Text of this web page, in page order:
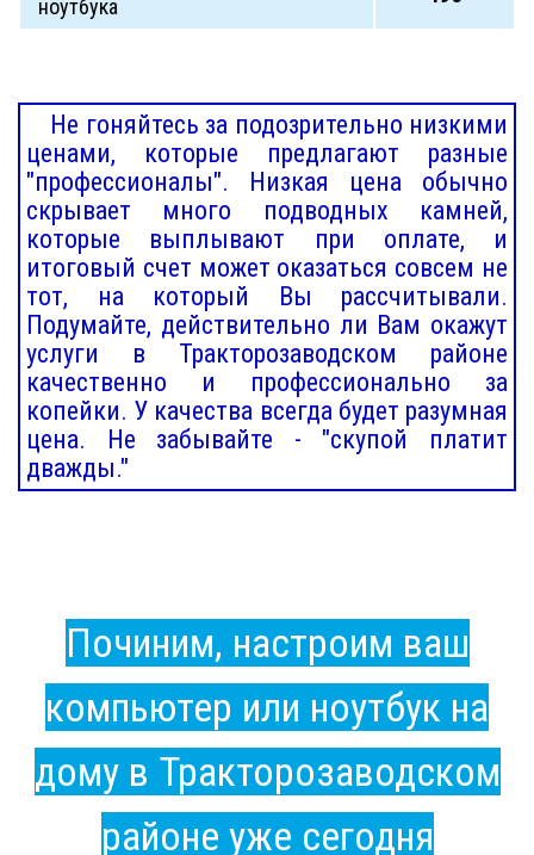
ноутбука
Не гоняйтесь за подозрительно низкими
ценами, которые предлагают разные
"профессионалы". Низкая цена обычно
скрывает много подводных камней,
которые выплывают при оплате, и
итоговый счет может оказаться совсем не
тот, на который Вы рассчитывали.
Подумайте, действительно ли Вам окажут
услуги в Тракторозаводском районе
качественно и профессионально за
копейки. У качества всегда будет разумная
цена. Не забывайте - "скупой платит
дважды."
Починим, настроим ваш
компьютер или ноутбук на
дому в Тракторозаводском
районе уже сегодня